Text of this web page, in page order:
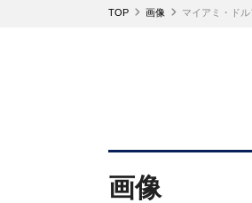
TOP 画像 マイアミ・ドル
画像